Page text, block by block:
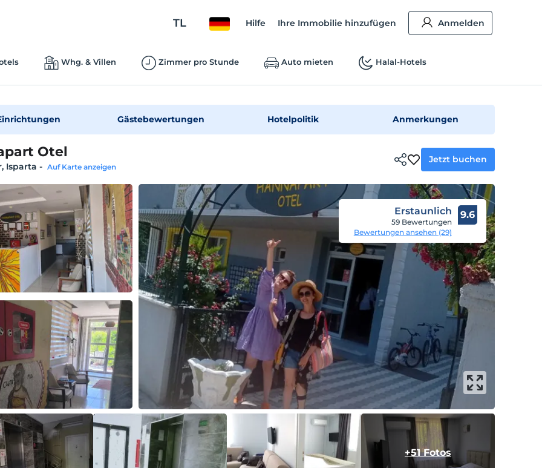
TL Hilfe Ihre Immobilie hinzufügen Anmelden
Whg. & Villen Zimmer pro Stunde Auto mieten Halal-Hotels
Gästebewertungen Hotelpolitik Anmerkungen
Otel
Isparta - Auf Karte anzeigen
Jetzt buchen
Erstaunlich
59 Bewertungen
Bewertungen ansehen (29)
9.6
+51 Fotos